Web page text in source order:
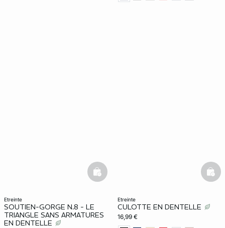
etreinte
SOUTIEN-GORGE N.8 - LE
TRIANGLE SANS ARMATURES
EN DENTELLE
basketfull
etreinte
CULOTTE EN DENTELLE
16,99 €